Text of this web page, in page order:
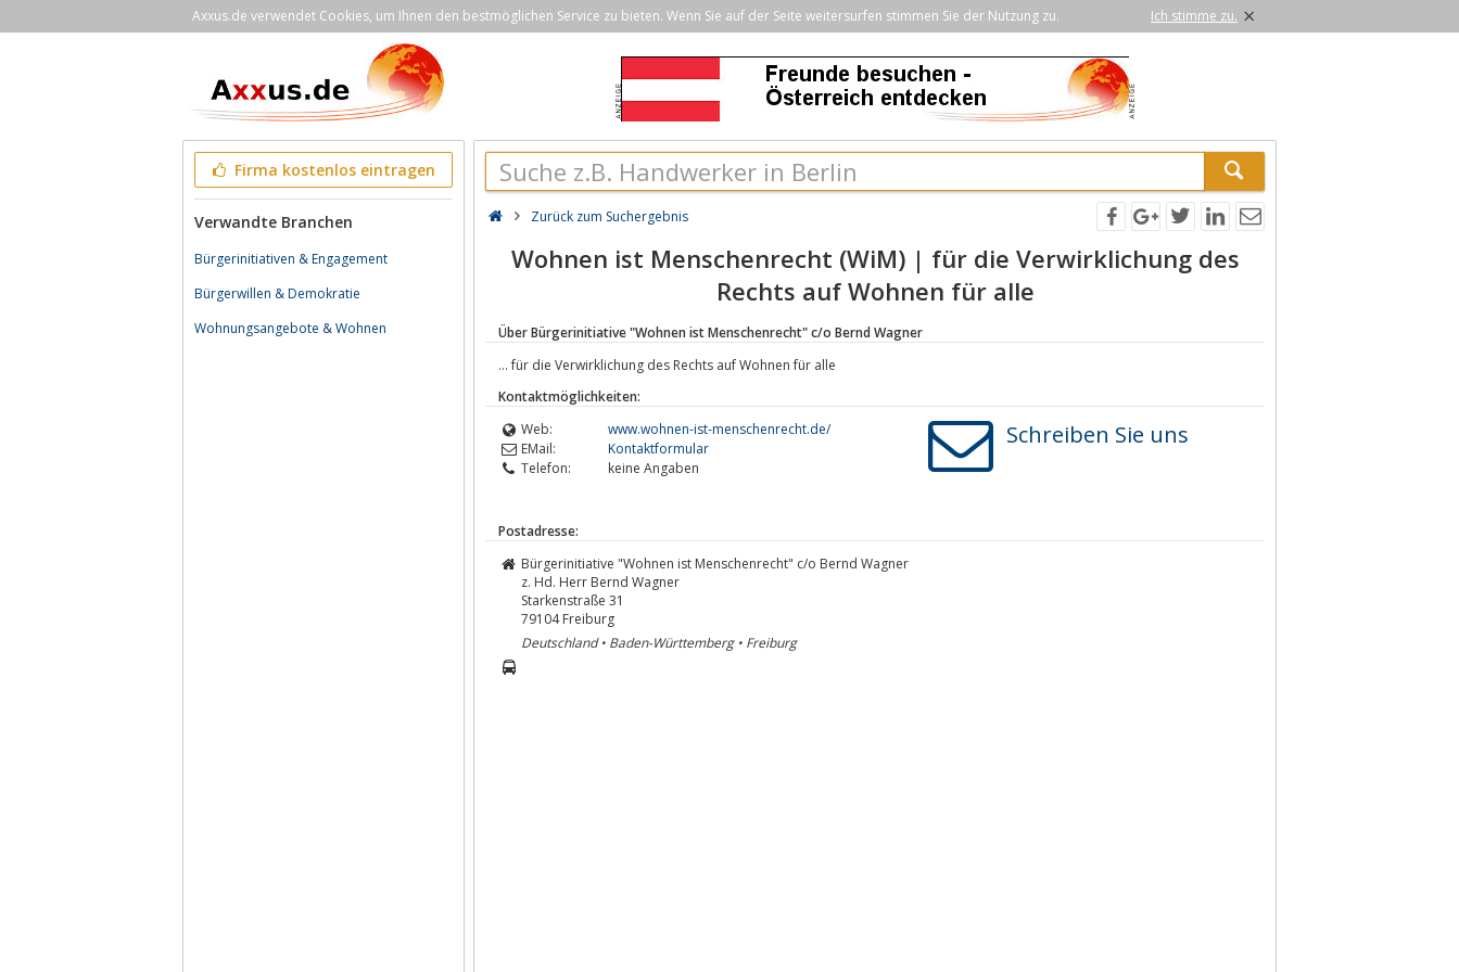
Axxus.de verwendet Cookies, um Ihnen den bestmöglichen Service zu bieten. Wenn Sie auf der Seite weitersurfen stimmen Sie der Nutzung zu. Ich stimme zu. ×
Firma kostenlos eintragen
Verwandte Branchen
Bürgerinitiativen & Engagement
Bürgerwillen & Demokratie
Wohnungsangebote & Wohnen
Zurück zum Suchergebnis
Wohnen ist Menschenrecht (WiM) | für die Verwirklichung des
Rechts auf Wohnen für alle
Über Bürgerinitiative "Wohnen ist Menschenrecht" c/o Bernd Wagner
... für die Verwirklichung des Rechts auf Wohnen für alle
Kontaktmöglichkeiten:
Web:
www.wohnen-ist-menschenrecht.de/
EMail:
Kontaktformular
Telefon:
keine Angaben
Schreiben Sie uns
Postadresse:
Bürgerinitiative "Wohnen ist Menschenrecht" c/o Bernd Wagner
z. Hd. Herr Bernd Wagner
Starkenstraße 31
79104 Freiburg
Deutschland • Baden-Württemberg • Freiburg